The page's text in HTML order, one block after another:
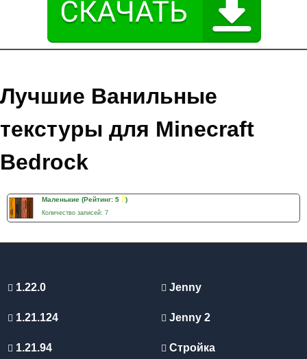
Лучшие Ванильные
текстуры для Minecraft
Bedrock
Маленькие (Рейтинг: 5 )
Количество записей: 7
1.22.0
1.21.124
1.21.94
Jenny
Jenny 2
Стройка